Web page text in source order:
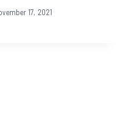
17, 2021